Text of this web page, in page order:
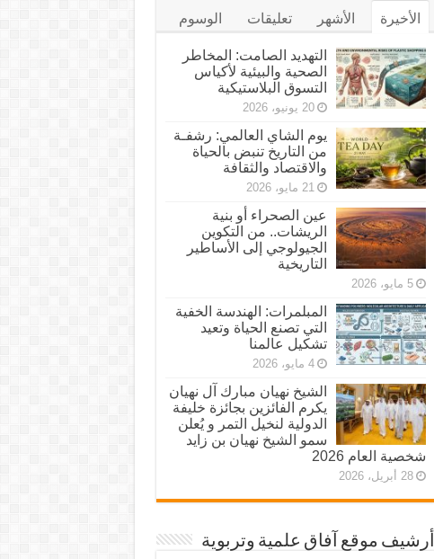
الأخيرة الأشهر تعليقات الوسوم
التهديد الصامت: المخاطر
الصحية والبيئية لأكياس
التسوق البلاستيكية
20 يونيو، 2026
يوم الشاي العالمي: رشفـة
من التاريخ تنبض بالحياة
والاقتصاد والثقافة
21 مايو، 2026
عين الصحراء أو بنية
الريشات.. من التكوين
الجيولوجي إلى الأساطير
التاريخية
5 مايو، 2026
المبلمرات: الهندسة الخفية
التي تصنع الحياة وتعيد
تشكيل عالمنا
4 مايو، 2026
الشيخ نهيان مبارك آل نهيان
يكرم الفائزين بجائزة خليفة
الدولية لنخيل التمر و يُعلن
سمو الشيخ نهيان بن زايد
شخصية العام 2026
28 أبريل، 2026
أرشيف موقع آفاق علمية وتربوية